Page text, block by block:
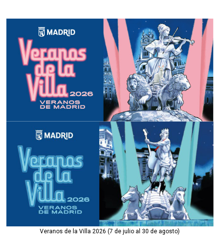
Veranos de la Villa 2026 (7 de julio al 30 de agosto)